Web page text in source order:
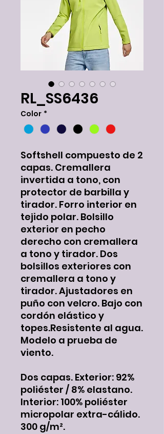
RL_SS6436
Color *
Softshell compuesto de 2
capas. Cremallera
invertida a tono, con
protector de barbilla y
tirador. Forro interior en
tejido polar. Bolsillo
exterior en pecho
derecho con cremallera
a tono y tirador. Dos
bolsillos exteriores con
cremallera a tono y
tirador. Ajustadores en
puño con velcro. Bajo con
cordón elástico y
topes.Resistente al agua.
Modelo a prueba de
viento.
Dos capas. Exterior: 92%
poliéster / 8% elastano.
Interior: 100% poliéster
micropolar extra-cálido.
300 g/m².